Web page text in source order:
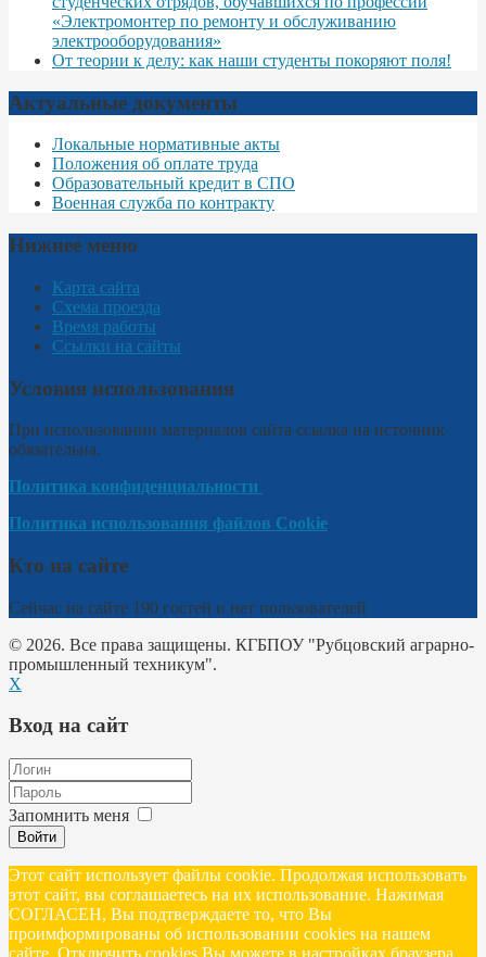
«Электромонтер по ремонту и обслуживанию
электрооборудования»
От теории к делу: как наши студенты покоряют поля!
Актуальные документы
Локальные нормативные акты
Положения об оплате труда
Образовательный кредит в СПО
Военная служба по контракту
Нижнее меню
Карта сайта
Схема проезда
Время работы
Ссылки на сайты
Условия использования
При использовании материалов сайта ссылка на источник
обязательна.
Политика конфиденциальности
Политика использования файлов Cookie
Кто на сайте
Сейчас на сайте 190 гостей и нет пользователей
© 2026. Все права защищены. КГБПОУ "Рубцовский аграрно-
промышленный техникум".
X
Вход на сайт
Запомнить меня
Войти
Этот сайт использует файлы cookie. Продолжая использовать
этот сайт, вы соглашаетесь на их использование. Нажимая
СОГЛАСЕН, Вы подтверждаете то, что Вы
проимформированы об использовании cookies на нашем
сайте. Отключить cookies Вы можете в настройках браузера.